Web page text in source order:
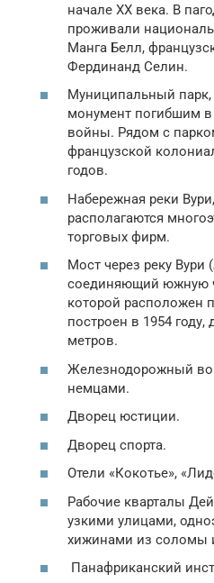
начале XX века. В
проживали
Манга Белл,
Фердинанд Селин.
Муниципальный
монумент погибшим
войны. Рядом с
французской
годов.
Набережная реки
располагаются
торговых фирм.
Мост через реку Вури (
соединяющий южную
которой расположен
построен в 1954
метров.
Железнодорожный
немцами.
Дворец юстиции.
Дворец спорта.
Отели «Кокотье»,
Рабочие кварталы
узкими улицами,
хижинами из соломы
Панафриканский